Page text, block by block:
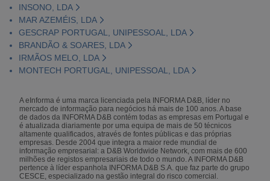
INSONO, LDA
MAR AZEMÉIS, LDA
GESCRAP PORTUGAL, UNIPESSOAL, LDA
BRANDÃO & SOARES, LDA
IRMÃOS MELO, LDA
MONTECH PORTUGAL, UNIPESSOAL, LDA
A eInforma é uma marca licenciada pela INFORMA D&B, líder no
mercado de informação para negócios há mais de 100 anos. A base
de dados da INFORMA D&B contém todas as empresas em Portugal e
é atualizada diariamente por uma equipa de mais de 50 técnicos
altamente qualificados, através de fontes públicas e das próprias
empresas. Desde 2004 que integra a maior rede mundial de
informação empresarial: a D&B Worldwide Network, com mais de 600
milhões de registos empresariais de todo o mundo. A INFORMA D&B
pertence à líder espanhola INFORMA D&B S.A. que faz parte do grupo
CESCE, especializado na gestão integral do risco comercial.